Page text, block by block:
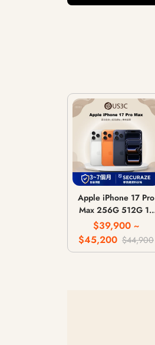
Apple iPhone 17 Pro
Max 256G 512G 1T
2T
$39,900 ~
$45,200 $44,900